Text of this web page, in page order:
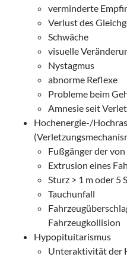
verminderte
Verlust des
Schwäche
visuelle
Nystagmus
abnorme Reflexe
Probleme beim
Amnesie seit
Hochenergie-/
Fußgänger der
Extrusion eines
Sturz > 1 m oder 5
Tauchunfall
Fahrzeugkollision
Hypopituitarismus
Unteraktivität der